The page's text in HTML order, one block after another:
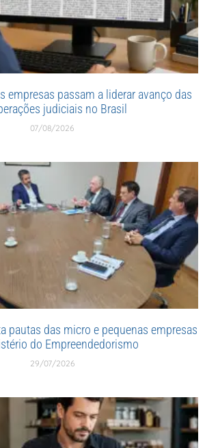
empresas passam a liderar avanço das
judiciais no Brasil
07/08/2026
pautas das micro e pequenas empresas
do Empreendedorismo
29/07/2026